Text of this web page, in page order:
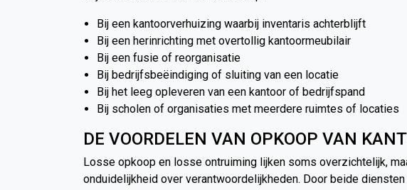
Bij een kantoorverhuizing waarbij inventaris achterblijft
Bij een herinrichting met overtollig kantoormeubilair
Bij een fusie of reorganisatie
Bij bedrijfsbeëindiging of sluiting van een locatie
Bij het leeg opleveren van een kantoor of bedrijfspand
Bij scholen of organisaties met meerdere ruimtes of locaties
DE VOORDELEN VAN OPKOOP VAN
Losse opkoop en losse ontruiming lijken soms overzichtelijk,
onduidelijkheid over verantwoordelijkheden. Door beide